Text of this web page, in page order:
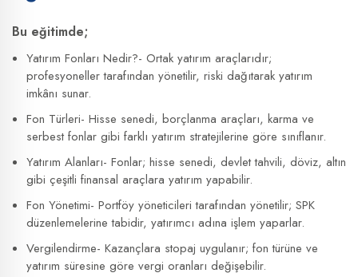
Bu eğitimde;
Yatırım Fonları Nedir?- Ortak yatırım araçlarıdır;
profesyoneller tarafından yönetilir, riski dağıtarak yatırım
imkânı sunar.
Fon Türleri- Hisse senedi, borçlanma araçları, karma ve
serbest fonlar gibi farklı yatırım stratejilerine göre sınıflanır.
Yatırım Alanları- Fonlar; hisse senedi, devlet tahvili, döviz, altın
gibi çeşitli finansal araçlara yatırım yapabilir.
Fon Yönetimi- Portföy yöneticileri tarafından yönetilir; SPK
düzenlemelerine tabidir, yatırımcı adına işlem yaparlar.
Vergilendirme- Kazançlara stopaj uygulanır; fon türüne ve
yatırım süresine göre vergi oranları değişebilir.